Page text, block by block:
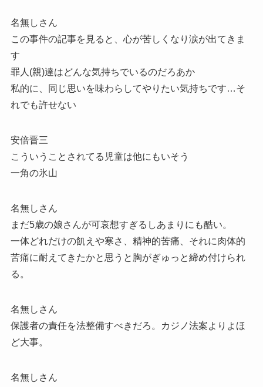
名無しさん
この事件の記事を見ると、心が苦しくなり涙が出てきま
す
罪人(親)達はどんな気持ちでいるのだろあか
私的に、同じ思いを味わらしてやりたい気持ちです…そ
れでも許せない
安倍晋三
こういうことされてる児童は他にもいそう
一角の氷山
名無しさん
まだ5歳の娘さんが可哀想すぎるしあまりにも酷い。
一体どれだけの飢えや寒さ、精神的苦痛、それに肉体的
苦痛に耐えてきたかと思うと胸がぎゅっと締め付けられ
る。
名無しさん
保護者の責任を法整備すべきだろ。カジノ法案よりよほ
ど大事。
名無しさん